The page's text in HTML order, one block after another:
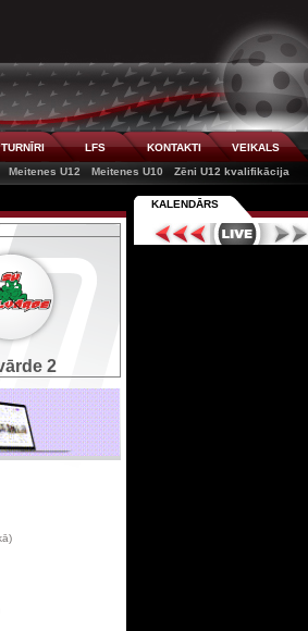
TURNĪRI LFS KONTAKTI
VEIKALS
Meitenes U12 Meitenes U10 Zēni U12 kvalifikācija
2
KALENDĀRS